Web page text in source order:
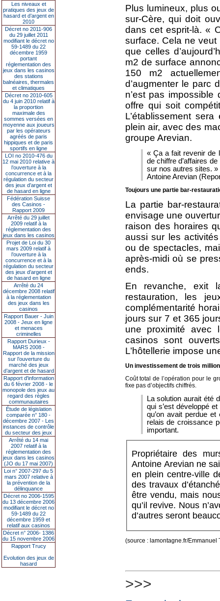
Les niveaux et
pratiques des jeux de
hasard et d’argent en
2010
Décret no 2011-906
du 29 juillet 2011
modifiant le décret no
59-1489 du 22
décembre 1959
portant
réglementation des
jeux dans les casinos
des stations
balnéaires, thermales
et climatiques
Décret no 2010-605
du 4 juin 2010 relatif à
la proportion
maximale des
sommes versées en
moyenne aux joueurs
par les opérateurs
agréés de paris
hippiques et de paris
sportifs en ligne
LOI no 2010-476 du
12 mai 2010 relative à
l’ouverture à la
concurrence et à la
régulation du secteur
des jeux d’argent et
de hasard en ligne
Fédération Suisse
des Casinos -
Rapport 2009
Arrêté du 29 juillet
2009 relatif à la
réglementation des
jeux dans les casinos
Projet de Loi du 30
mars 2009 relatif à
l’ouverture à la
concurrence et à la
régulation du secteur
des jeux d’argent et
de hasard en ligne
Arrêté du 24
décembre 2008 relatif
à la réglementation
des jeux dans les
casinos
Rapport Bauer - Juin
2008 - Jeux en ligne
et menaces
criminelles
Rapport Durieux -
MARS 2008 -
Rapport de la mission
sur l’ouverture du
marché des jeux
d’argent et de hasard
Rapport d'information
du 6 février 2008 - le
monopole des jeux au
regard des règles
communautaires
Étude de législation
comparée n° 180 -
décembre 2007 - Les
instances de contrôle
du secteur des jeux
Arrêté du 14 mai
2007 relatif à la
réglementation des
jeux dans les casinos
(JO du 17 mai 2007)
Loi n° 2007-297 du 5
mars 2007 relative à
la prévention de la
délinquance
Décret no 2006-1595
du 13 décembre 2006
modifiant le décret no
59-1489 du 22
décembre 1959 et
relatif aux casinos
Décret n° 2006- 1386
du 15 novembre 2006
Rapport Trucy
Evolution des jeux de
hasard
Plus lumineux, plus
sur-Cère, qui doit
dans cet esprit-là. «
surface. Cela ne
que celles
m2 de surface
150 m2
d’augmenter le parc
n’est pas impossible
offre qui soit
L’établissement
plein air, avec des
groupe Arevian.
« Ça a fait revenir de
de chiffre d’affaires
sur nos autres sites. »
Antoine Arevian
Toujours une partie bar-
La partie bar-
envisage une
raison des horaires
aussi sur les
ou de spectacles,
après-midi où se
ends.
En revanche, exit
restauration, les
complémentarité
jours sur 7 et 365
une proximité avec
casinos sont
L’hôtellerie impose
Un investissement de trois
Coût total de l’opération pour le
fixe pas d’objectifs chiffrés.
La solution aurait été
qui s’est développé
qu’on avait perdue
relais de croissance
important.
Propriétaire des
Antoine Arevian ne
en plein centre-ville
des travaux
être vendu, mais
qu’il revive. Nous
d’autres seront
(source : lamontagne.fr/Emmanuel
>>>